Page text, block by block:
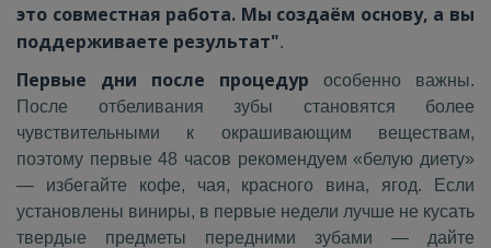
это совместная работа. Мы создаём основу, а вы
поддерживаете результат".
Первые дни после процедур особенно важны.
После отбеливания зубы становятся более
чувствительными к окрашивающим веществам,
поэтому первые 48 часов рекомендуем «белую диету»
— избегайте кофе, чая, красного вина, ягод. Если
установлены виниры, в первые недели лучше не кусать
твердые предметы передними зубами — дайте